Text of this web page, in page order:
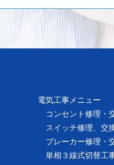
電気工事メニュー
コンセント修理・
スイッチ修理、交
ブレーカー修理・
単相３線式切替工